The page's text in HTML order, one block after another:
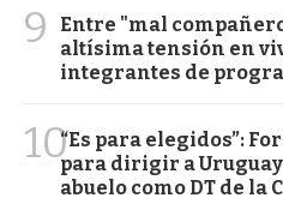
9
Entre "mal
altísima tensión en
integrantes de
10“Es para elegidos”:
para dirigir a
abuelo como DT de la